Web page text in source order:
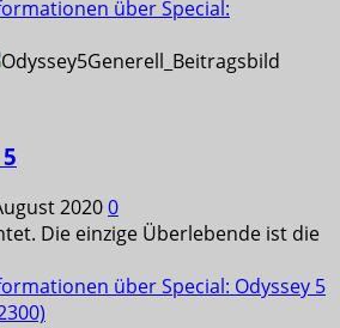
über Special:
20200
Die einzige Überlebende ist die
über Special: Odyssey 5